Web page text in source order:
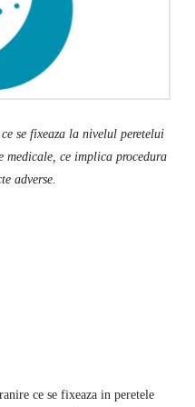
se fixeaza la nivelul peretelui
ce implica procedura
adverse.
ce se fixeaza in peretele